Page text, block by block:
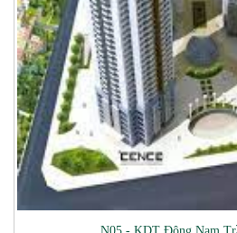
Mua Bán Đất Nền Tại Khu